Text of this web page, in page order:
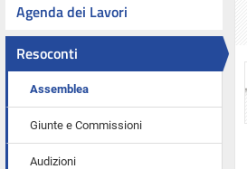
Agenda dei Lavori
Resoconti
Assemblea
Giunte e Commissioni
Audizioni